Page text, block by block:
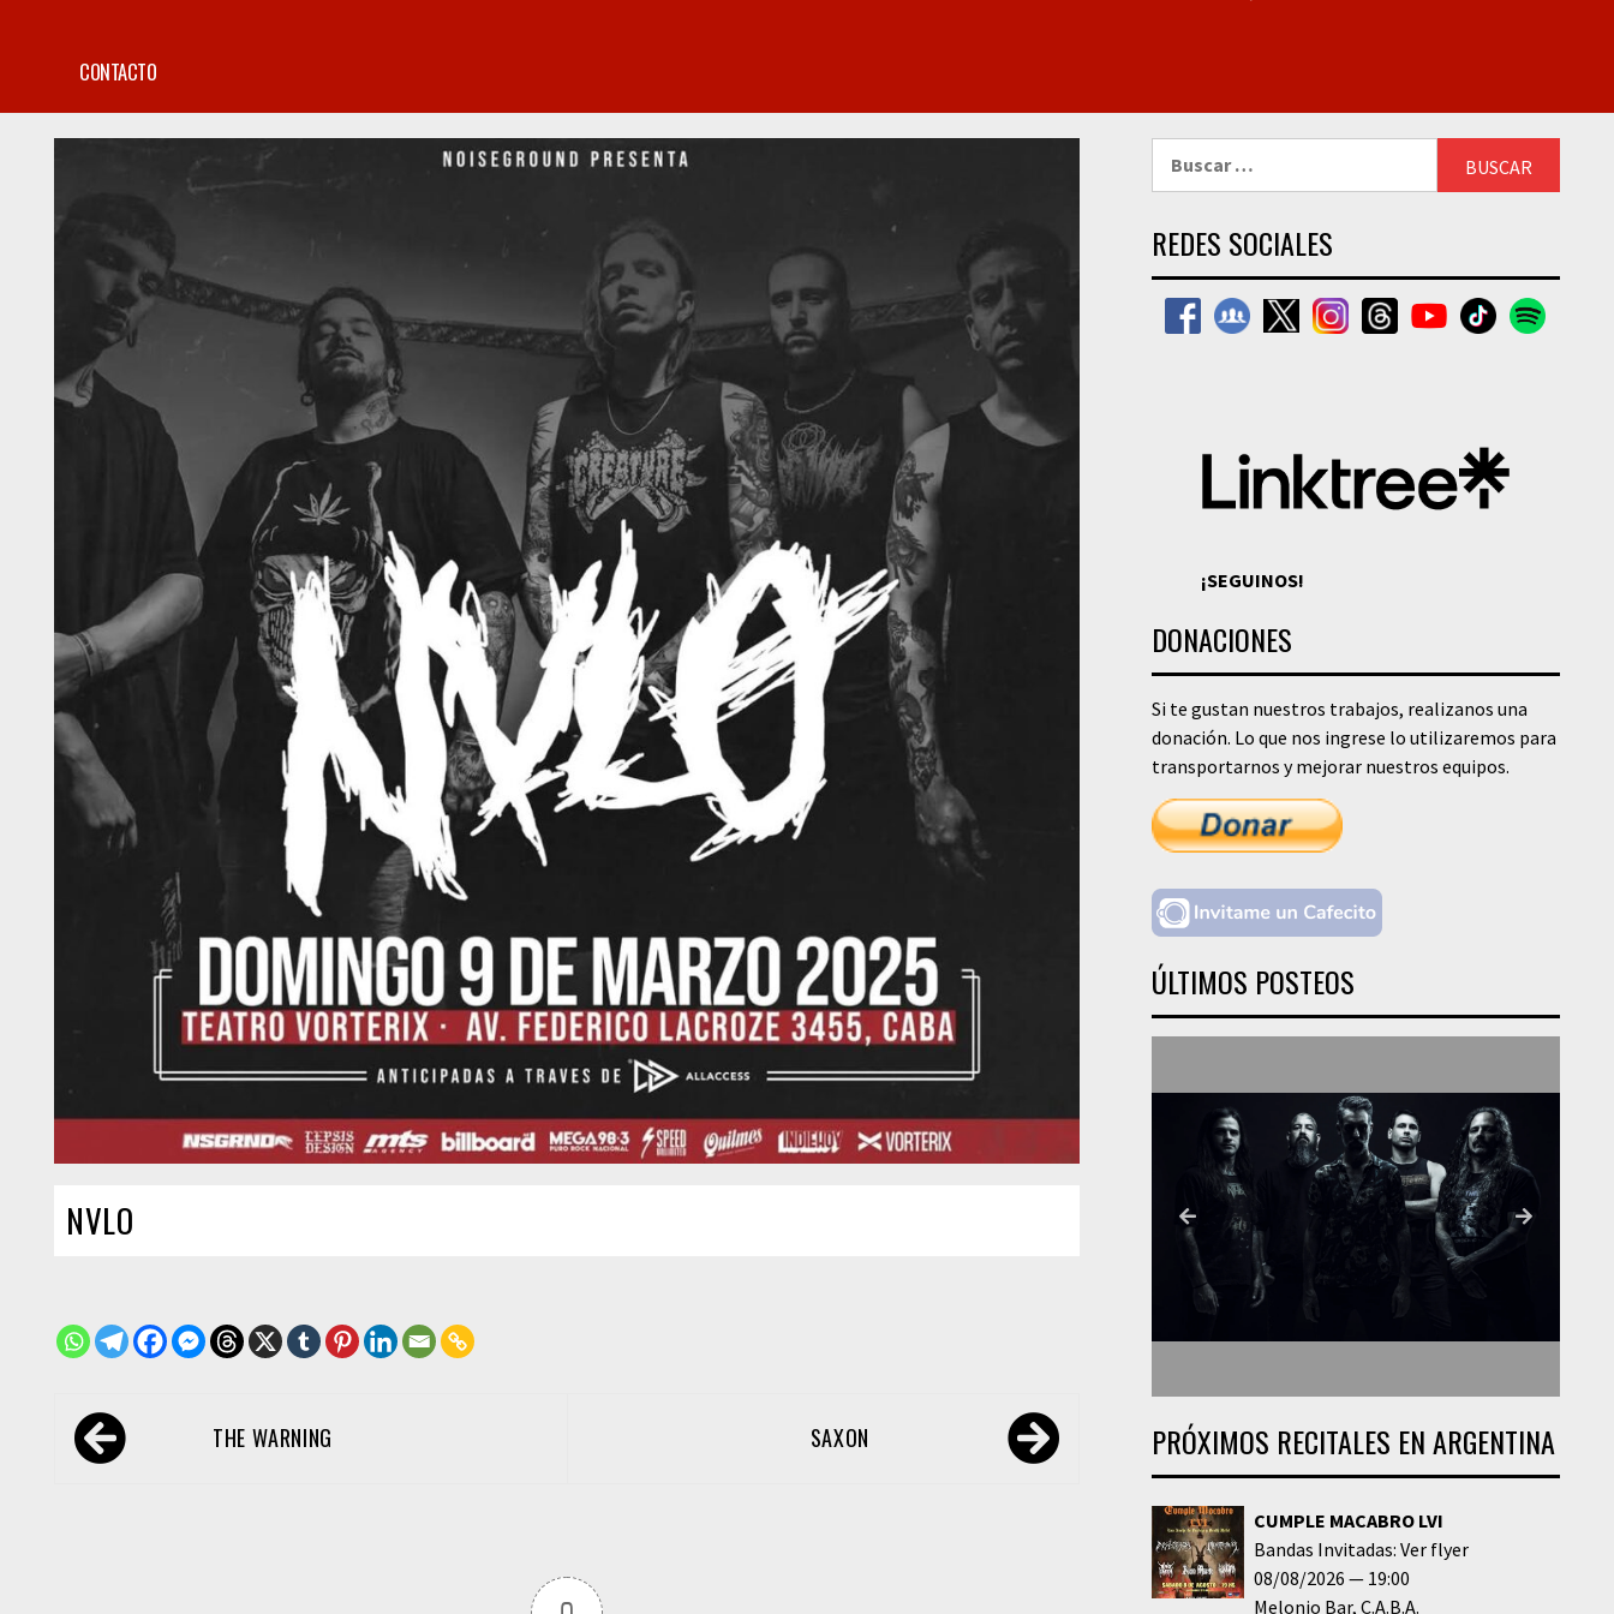
CONTACTO
NVLO
Navegación
de THE WARNING SAXON
REDES SOCIALES
¡SEGUINOS!
DONACIONES
Si te gustan nuestros trabajos, realizanos una
donación. Lo que nos ingrese lo utilizaremos para
transportarnos y mejorar nuestros equipos.
ÚLTIMOS POSTEOS
PRÓXIMOS RECITALES EN ARGENTINA
CUMPLE MACABRO LVI
Bandas Invitadas: Ver flyer
08/08/2026
19:00
Melonio Bar C.A.B.A.